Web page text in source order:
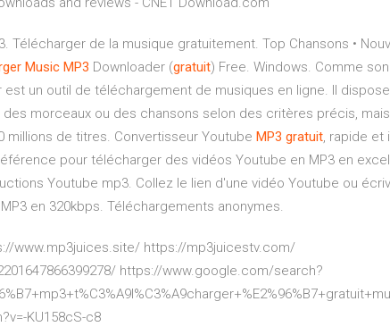
Télécharger de la musique gratuitement. Top Chansons •
Music MP3 Downloader (gratuit) Free. Windows. Comme
est un outil de téléchargement de musiques en ligne. Il
morceaux ou des chansons selon des critères précis,
de titres. Convertisseur Youtube MP3 gratuit, rapide et
pour télécharger des vidéos Youtube en MP3 en
Youtube mp3. Collez le lien d'une vidéo Youtube ou
en 320kbps. Téléchargements anonymes.
www.mp3juices.site/ https://mp3juicestv.com/
https://www.google.com/search?
KU158cS-c8